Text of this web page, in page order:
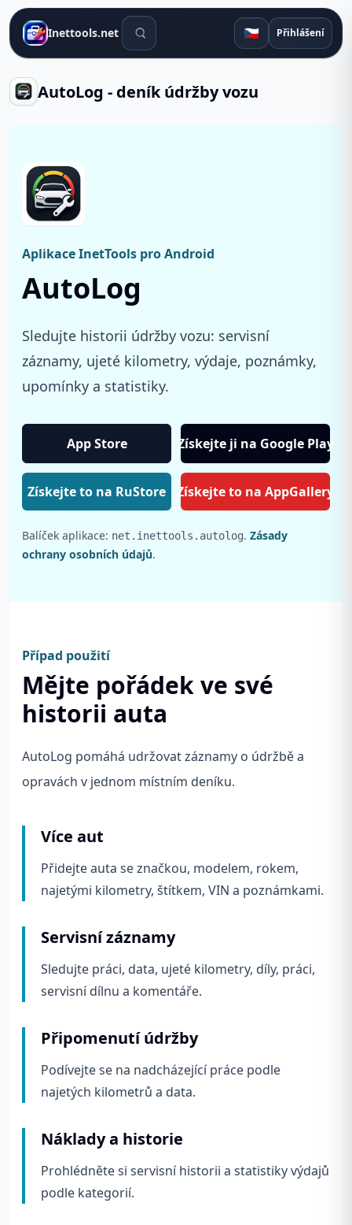
Inettools.net Vyhledávací nástroje 🇨🇿 Přihlášení
AutoLog - deník údržby vozu
Aplikace InetTools pro Android
AutoLog
Sledujte historii údržby vozu: servisní
záznamy, ujeté kilometry, výdaje, poznámky,
upomínky a statistiky.
App Store Získejte ji na Google Play
Získejte to na RuStore Získejte to na AppGallery
Balíček aplikace: net.inettools.autolog. Zásady
ochrany osobních údajů.
Případ použití
Mějte pořádek ve své
historii auta
AutoLog pomáhá udržovat záznamy o údržbě a
opravách v jednom místním deníku.
Více aut
Přidejte auta se značkou, modelem, rokem,
najetými kilometry, štítkem, VIN a poznámkami.
Servisní záznamy
Sledujte práci, data, ujeté kilometry, díly, práci,
servisní dílnu a komentáře.
Připomenutí údržby
Podívejte se na nadcházející práce podle
najetých kilometrů a data.
Náklady a historie
Prohlédněte si servisní historii a statistiky výdajů
podle kategorií.